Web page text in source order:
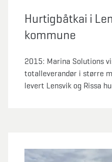
Hurtigbåtkai i
kommune
2015: Marina Solutions
totalleverandør i større
levert Lensvik og Rissa